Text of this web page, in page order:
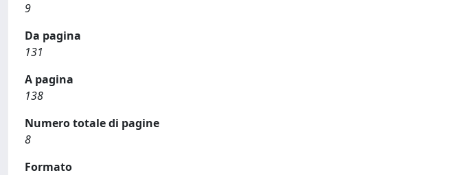
9
Da pagina
131
A pagina
138
Numero totale di pagine
8
Formato